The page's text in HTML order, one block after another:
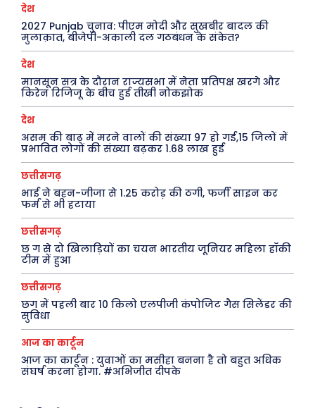
Youtube
About Us Privacy Policy
देश
2027 Punjab चुनाव: पीएम मोदी और सुखबीर बादल की
मुलाक़ात, बीजेपी-अकाली दल गठबंधन के संकेत?
देश
मानसून सत्र के दौरान राज्यसभा में नेता प्रतिपक्ष खरगे और
किरेन रिजिजू के बीच हुई तीखी नोकझोक
देश
असम की बाढ़ में मरने वालों की संख्या 97 हो गई,15 जिलों में
प्रभावित लोगों की संख्या बढ़कर 1.68 लाख हुई
छत्तीसगढ़
भाई ने बहन-जीजा से 1.25 करोड़ की ठगी, फर्जी साइन कर
फर्म से भी हटाया
छत्तीसगढ़
छ ग से दो खिलाड़ियों का चयन भारतीय जूनियर महिला हॉकी
टीम में हुआ
छत्तीसगढ़
छग में पहली बार 10 किलो एलपीजी कंपोजिट गैस सिलेंडर की
सुविधा
आज का कार्टून
आज का कार्टून : युवाओं का मसीहा बनना है तो बहुत अधिक
संघर्ष करना होगा. #अभिजीत दीपके